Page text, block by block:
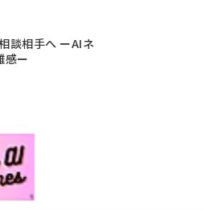
談相手へ ーAIネ
感ー